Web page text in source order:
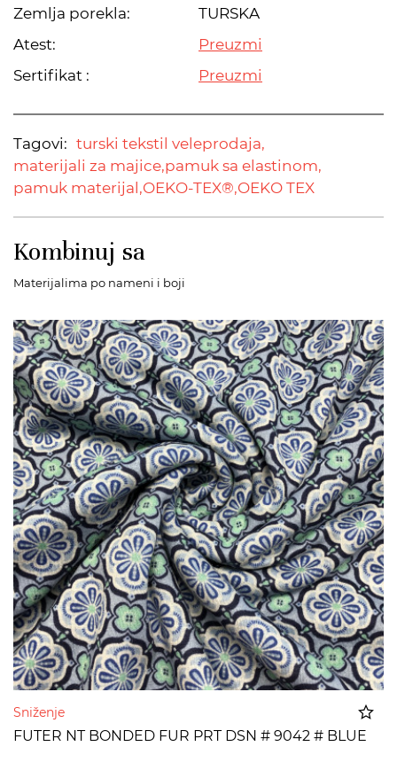
Zemlja porekla:
TURSKA
Atest:
Preuzmi
Sertifikat :
Preuzmi
Tagovi: turski tekstil veleprodaja,
materijali za majice,pamuk sa elastinom,
pamuk materijal,OEKO-TEX®,OEKO TEX
Kombinuj sa
Materijalima po nameni i boji
Sniženje
FUTER NT BONDED FUR PRT DSN # 9042 # BLUE